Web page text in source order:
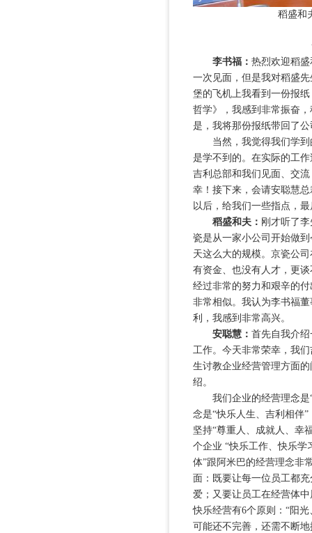
稻盛和
李书福： 热烈欢迎稻
一次见面，但是我对稻盛
堡的飞机上我看到一份报
哲学》，我感到非常振奋
是，我将那份报纸带回了
当然，我觉得我们学到
是学不到的。在实际的工
吉利总部和我们见面、交
幸！接下来，会请安聪慧
以后，给我们一些指点，
稻盛和夫： 刚才听了
瓷是从一家小公司开始做
天这么大的规模。京瓷公
有资金、也没有人才，更
经过非常的努力和艰辛的
非常相似。我认为李书福
利，我感到非常高兴。
安聪慧： 首先自我介
工作。今天非常荣幸，我
生讨教企业经营管理方面
绍。
我们企业的经营理念是“
念是“快乐人生、吉利相伴
坚持“尊重人、成就人、幸
个企业 “快乐工作、快乐学
体”跟阿米巴的经营理念非
面：既要让每一位员工都
爱；又要让员工在经营体
快乐经营有6个原则：“阳
可能还不完善，还需不断